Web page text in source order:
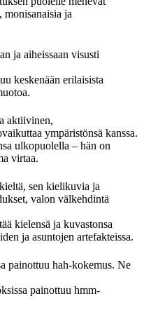
monisanaisia ja
ja aiheissaan visusti
keskenään erilaisista
aktiivinen,
ympäristönsä kanssa.
ulkopuolella – hän on
virtaa.
sen kielikuvia ja
valon välkehdintä
kielensä ja kuvastonsa
ja asuntojen artefakteissa.
painottuu hah-kokemus. Ne
painottuu hmm-